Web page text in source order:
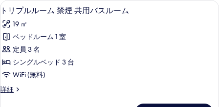
の
写
真
を
表
示
す
る
ス
ル
ー
ム
(Western)
の
す
禁
共
用
バ
ス
ル
ー
ム
(Western)
ト
リ
プ
ル
ル
ー
禁
トリプルルーム 禁煙 共用バスルーム
12
トリプルルーム 禁煙 共用バスルーム
19 ㎡
ベッドルーム 1 室
定員 3 名
シングルベッド 3 台
WiFi (無料)
詳細
ト